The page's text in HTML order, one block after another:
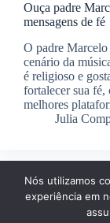
Ouça padre
mensagens de fé
O padre
cenário da
é religioso e
fortalecer sua fé,
melhores
Julia
Entretenimento
Nós utilizamos
experiência em